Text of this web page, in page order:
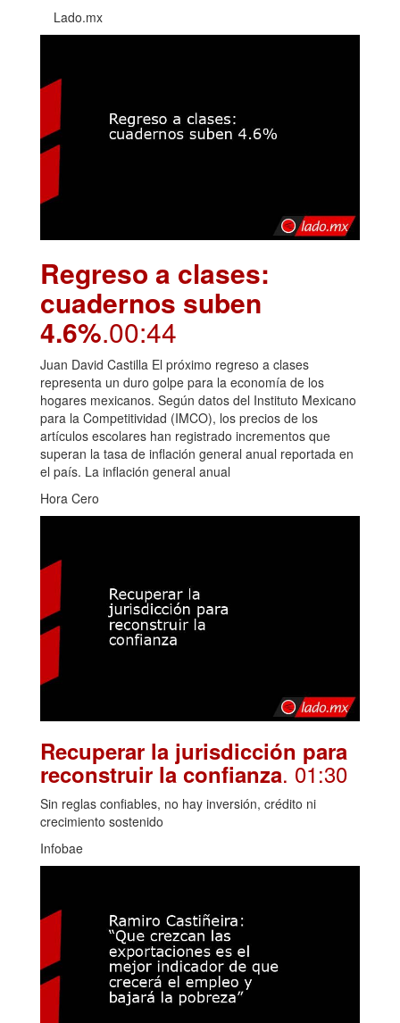
Lado.mx
Regreso a clases:
cuadernos suben
4.6%.00:44
Juan David Castilla El próximo regreso a clases
representa un duro golpe para la economía de los
hogares mexicanos. Según datos del Instituto Mexicano
para la Competitividad (IMCO), los precios de los
artículos escolares han registrado incrementos que
superan la tasa de inflación general anual reportada en
el país. La inflación general anual
Hora Cero
Recuperar la jurisdicción para
reconstruir la confianza. 01:30
Sin reglas confiables, no hay inversión, crédito ni
crecimiento sostenido
Infobae